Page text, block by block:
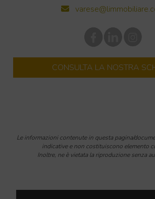
CONSULTA LA NOSTRA
Le informazioni contenute in questa pagina/
indicative e non costituiscono elemento
Inoltre, ne è vietata la riproduzione senza